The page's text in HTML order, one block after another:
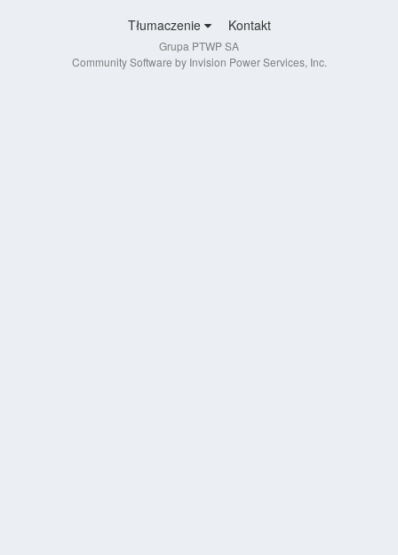
Tłumaczenie Kontakt
Grupa PTWP SA
Community Software by Invision Power Services, Inc.